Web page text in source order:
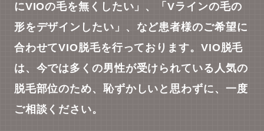
にVIOの毛を無くしたい」、「Vラインの毛の
形をデザインしたい」、など患者様のご希望に
合わせてVIO脱毛を行っております。VIO脱毛
は、今では多くの男性が受けられている人気の
脱毛部位のため、恥ずかしいと思わずに、一度
ご相談ください。